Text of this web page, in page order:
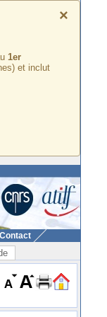
×
1er
et inclut
Contact